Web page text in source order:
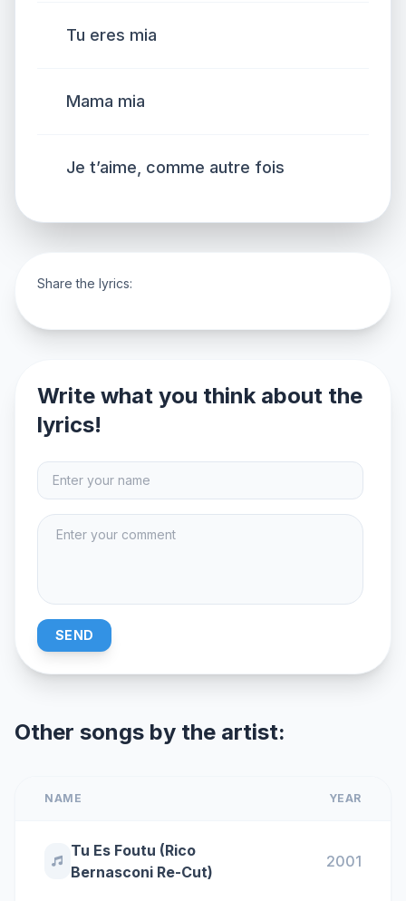
Tu eres mia
Mama mia
Je t’aime, comme autre fois
Share the lyrics:
Write what you think about the
lyrics!
SEND
Other songs by the artist:
NAME YEAR
Tu Es Foutu (Rico
Bernasconi Re-Cut)
2001